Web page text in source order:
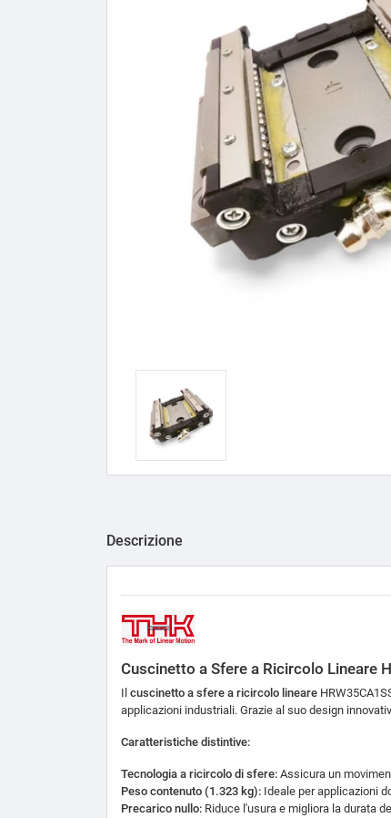
Descrizione
Cuscinetto a Sfere a Ricircolo Lineare
Il cuscinetto a sfere a ricircolo lineare
applicazioni industriali. Grazie al suo design
Caratteristiche distintive:
Tecnologia a ricircolo di sfere: Assicura un
Peso contenuto (1.323 kg): Ideale per applicazioni
Precarico nullo: Riduce l'usura e migliora la durata